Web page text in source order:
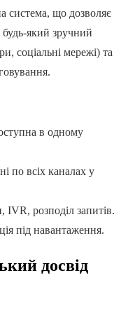
система, що дозволяє
будь-який зручний
соціальні мережі) та
в одному
по всіх каналах у
IVR, розподіл запитів.
під навантаження.
досвід